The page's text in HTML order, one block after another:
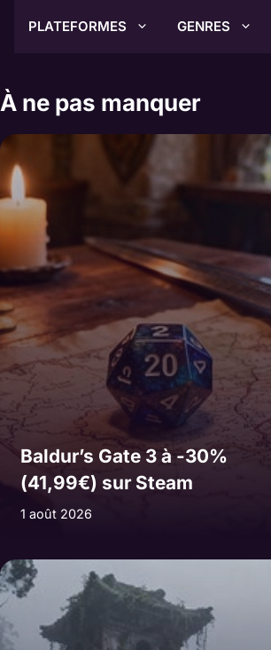
PLATEFORMES GENRES
À ne pas manquer
Baldur’s Gate 3 à -30%
(41,99€) sur Steam
1 août 2026